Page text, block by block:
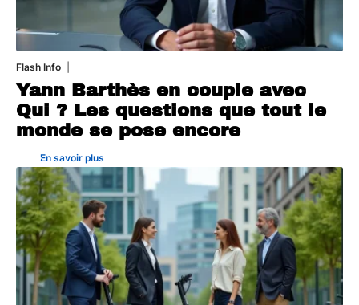
Flash Info
Yann Barthès en couple avec
Qui ? Les questions que tout le
monde se pose encore
En savoir plus